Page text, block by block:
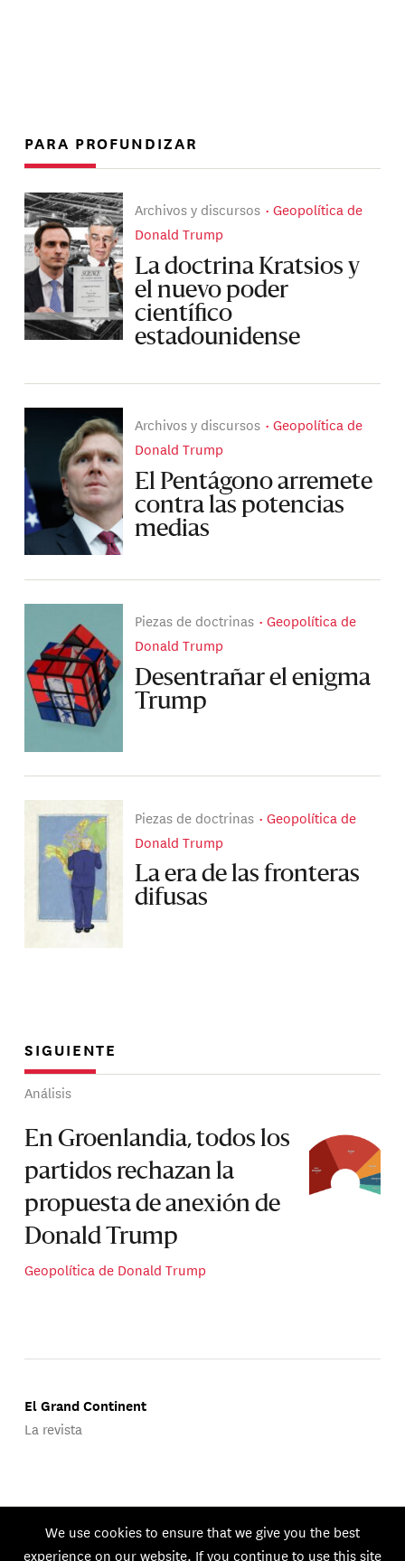
PARA PROFUNDIZAR
Archivos y discursos
Geopolítica de
Donald Trump
La doctrina Kratsios y
el nuevo poder
científico
estadounidense
Archivos y discursos
Geopolítica de
Donald Trump
El Pentágono arremete
contra las potencias
medias
Piezas de doctrinas
Geopolítica de
Donald Trump
Desentrañar el enigma
Trump
Piezas de doctrinas
Geopolítica de
Donald Trump
La era de las fronteras
difusas
SIGUIENTE
Análisis
En Groenlandia, todos los
partidos rechazan la
propuesta de anexión de
Donald Trump
Geopolítica de Donald Trump
El Grand Continent
La revista
© 2026 GEG. Todos los derechos reservados.
We use cookies to ensure that we give you the best
experience on our website. If you continue to use this site